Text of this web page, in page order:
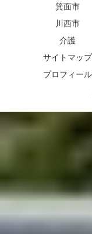
箕面市
川西市
介護
サイトマップ
プロフィール